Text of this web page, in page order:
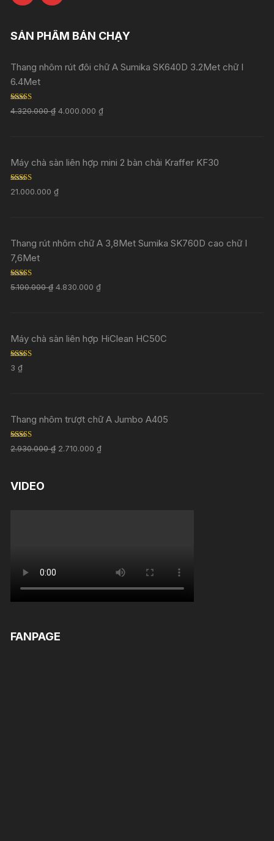
SẢN PHẨM BÁN CHẠY
Thang nhôm rút đôi chữ A Sumika SK640D 3.2Met chữ I
6.4Met
Rated 5.00
out of 5
4.320.000₫ 4.000.000₫
Máy chà sàn liên hợp mini 2 bàn chải Kraffer KF30
Rated5.00
out of 5
21.000.000₫
Thang rút nhôm chữ A 3,8Met Sumika SK760D cao chữ I
7,6Met
Rated5.00
out of 5
5.100.000₫ 4.830.000₫
Máy chà sàn liên hợp HiClean HC50C
Rated
out of 5
3₫
Thang nhôm trượt chữ A Jumbo A405
Rated 5.00
out of 5
2.930.000₫ 2.710.000₫
VIDEO
FANPAGE